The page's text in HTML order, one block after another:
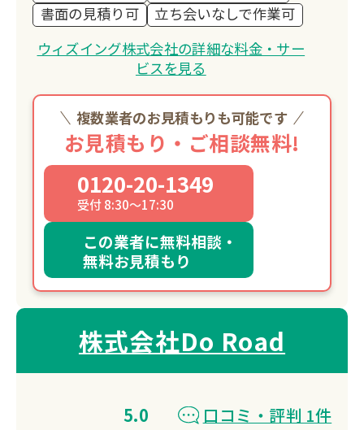
書面の見積り可
立ち会いなしで作業可
ウィズイング株式会社の詳細な料金・サー
ビスを見る
複数業者のお見積もりも可能です
お見積もり・ご相談無料!
0120-20-1349
受付 8:30～17:30
この業者に無料相談・
無料お見積もり
株式会社Do Road
5.0 口コミ・評判 1件